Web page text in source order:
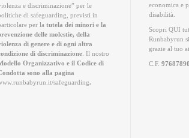
e discriminazione” per le
di safeguarding, previsti in
per la tutela dei minori e la
delle molestie, della
di genere e di ogni altra
di discriminazione . Il nostro
Organizzativo e il Codice di
sono alla pagina
safeguarding.
economica e
disabilità.
Scopri QUI
Runbabyrun
grazie al tuo
C.F.